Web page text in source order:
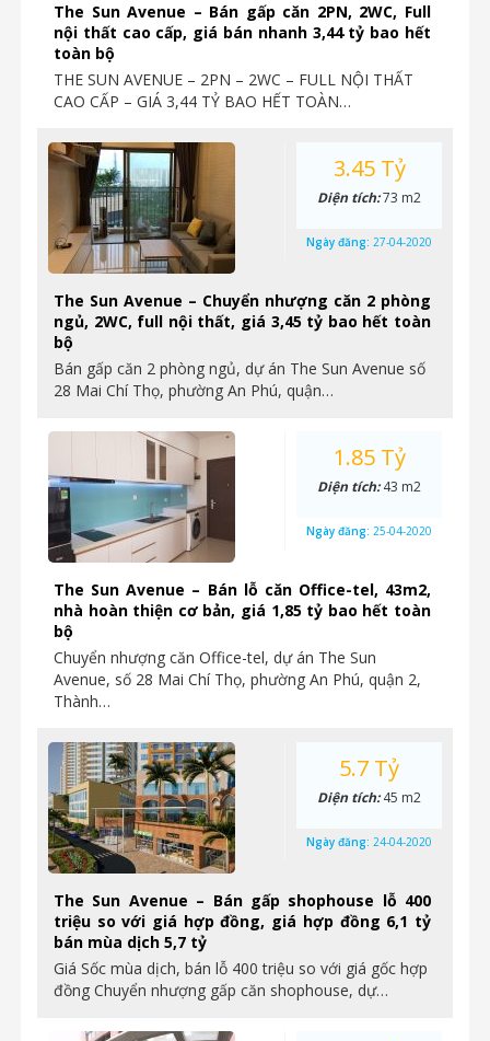
The Sun Avenue – Bán gấp căn 2PN, 2WC, Full
nội thất cao cấp, giá bán nhanh 3,44 tỷ bao hết
toàn bộ
THE SUN AVENUE – 2PN – 2WC – FULL NỘI THẤT
CAO CẤP – GIÁ 3,44 TỶ BAO HẾT TOÀN…
The Sun Avenue – Chuyển nhượng căn 2 phòng
ngủ, 2WC, full nội thất, giá 3,45 tỷ bao hết toàn
bộ
Bán gấp căn 2 phòng ngủ, dự án The Sun Avenue số
28 Mai Chí Thọ, phường An Phú, quận…
3.45 Tỷ
Diện tích:73 m2
Ngày đăng: 27-04-2020
The Sun Avenue – Bán lỗ căn Office-tel, 43m2,
nhà hoàn thiện cơ bản, giá 1,85 tỷ bao hết toàn
bộ
Chuyển nhượng căn Office-tel, dự án The Sun
Avenue, số 28 Mai Chí Thọ, phường An Phú, quận 2,
Thành…
1.85 Tỷ
Diện tích:43 m2
Ngày đăng: 25-04-2020
The Sun Avenue – Bán gấp shophouse lỗ 400
triệu so với giá hợp đồng, giá hợp đồng 6,1 tỷ
bán mùa dịch 5,7 tỷ
Giá Sốc mùa dịch, bán lỗ 400 triệu so với giá gốc hợp
đồng Chuyển nhượng gấp căn shophouse, dự…
5.7 Tỷ
Diện tích:45 m2
Ngày đăng: 24-04-2020